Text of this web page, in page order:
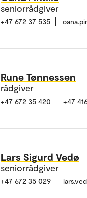
seniorrådgiver
+47 672 37 535
Rune Tønnessen
rådgiver
+47 672 35 420 +47
Lars Sigurd Vedø
seniorrådgiver
+47 672 35 029